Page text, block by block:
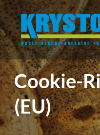
Cookie-
(EU)